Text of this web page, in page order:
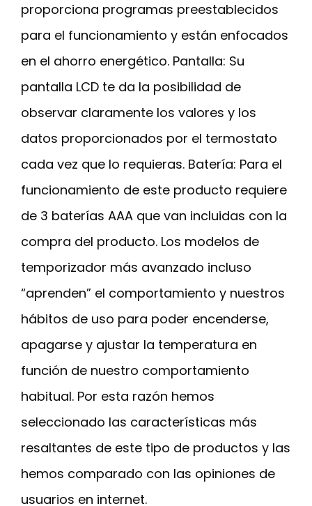
proporciona programas preestablecidos
para el funcionamiento y están enfocados
en el ahorro energético. Pantalla: Su
pantalla LCD te da la posibilidad de
observar claramente los valores y los
datos proporcionados por el termostato
cada vez que lo requieras. Batería: Para el
funcionamiento de este producto requiere
de 3 baterías AAA que van incluidas con la
compra del producto. Los modelos de
temporizador más avanzado incluso
“aprenden” el comportamiento y nuestros
hábitos de uso para poder encenderse,
apagarse y ajustar la temperatura en
función de nuestro comportamiento
habitual. Por esta razón hemos
seleccionado las características más
resaltantes de este tipo de productos y las
hemos comparado con las opiniones de
usuarios en internet.